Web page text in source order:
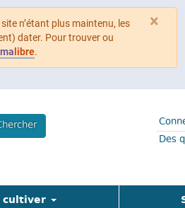
×
n’étant plus maintenu, les
dater. Pour trouver ou
libre.
Des
cultiver